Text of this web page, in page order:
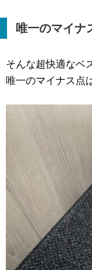
唯一のマイナ
そんな超快適なベ
唯一のマイナス点